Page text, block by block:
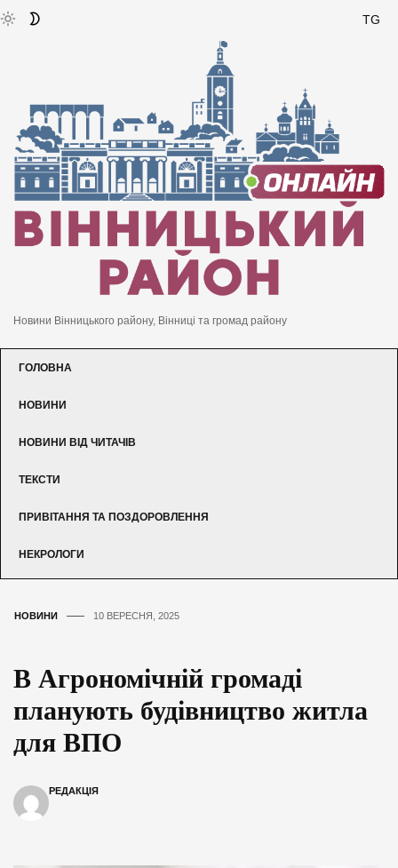
TG
Новини Вінницького району, Вінниці та громад району
ГОЛОВНА
НОВИНИ
НОВИНИ ВІД ЧИТАЧІВ
ТЕКСТИ
ПРИВІТАННЯ ТА ПОЗДОРОВЛЕННЯ
НЕКРОЛОГИ
НОВИНИ 10 ВЕРЕСНЯ, 2025
В Агрономічній громаді
планують будівництво житла
для ВПО
РЕДАКЦІЯ